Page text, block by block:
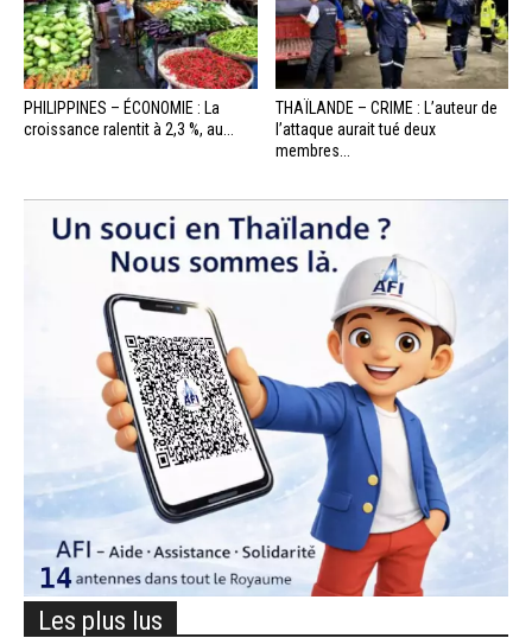
PHILIPPINES – ÉCONOMIE : La
croissance ralentit à 2,3 %, au...
THAÏLANDE – CRIME : L’auteur de
l’attaque aurait tué deux
membres...
Les plus lus